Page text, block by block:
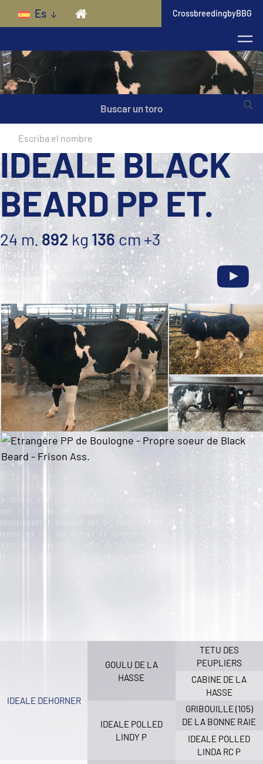
Skip to main content
Es CrossbreedingbyBBG
Buscar un toro
IDEALE BLACK
BEARD PP ET.
24 m. 892 kg 136cm+3
IDEALE DEHORNER
GOULU DE LA
HASSE
IDEALE POLLED
LINDY P
TETU DES
PEUPLIERS
CABINE DE LA
HASSE
GRIBOUILLE (105)
DE LA BONNE RAIE
IDEALE POLLED
LINDA RC P